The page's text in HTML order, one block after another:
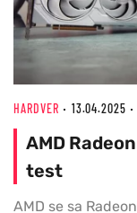
HARDVER 13.04.2025
AMD
test
AMD se sa